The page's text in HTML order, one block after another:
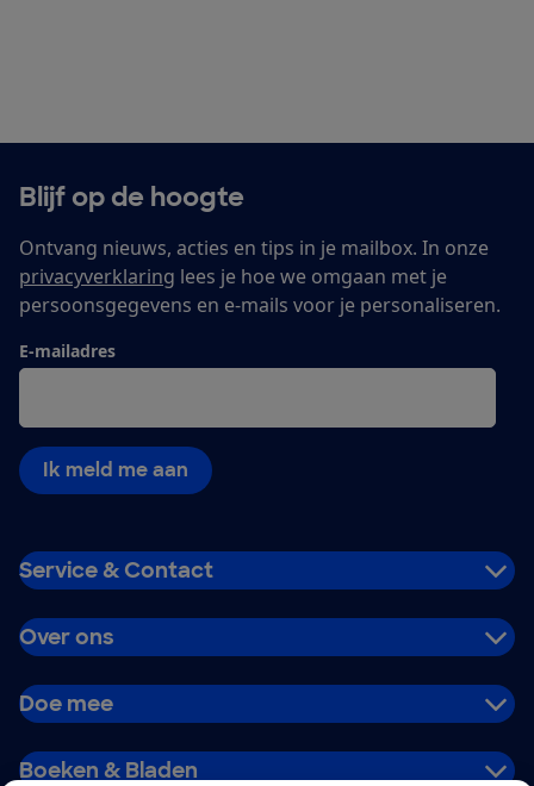
Blijf op de hoogte
Ontvang nieuws, acties en tips in je mailbox. In onze
privacyverklaring lees je hoe we omgaan met je
persoonsgegevens en e-mails voor je personaliseren.
E-mailadres
Ik meld me aan
Service & Contact
Over ons
Doe mee
Boeken & Bladen